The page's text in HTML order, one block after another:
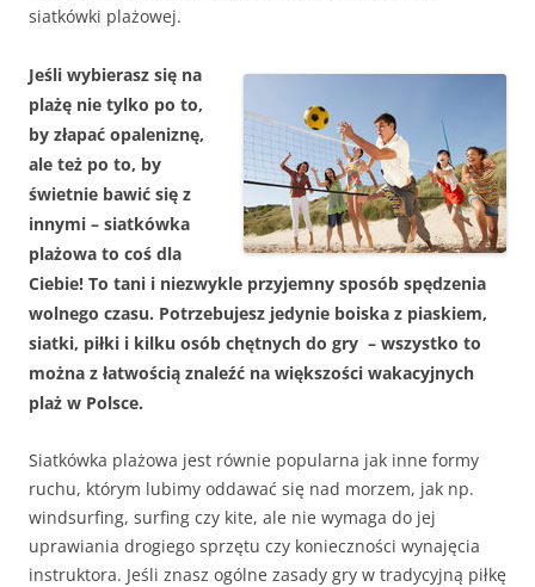
siatkówki plażowej.
Jeśli wybierasz się na
plażę nie tylko po to,
by złapać opaleniznę,
ale też po to, by
świetnie bawić się z
innymi – siatkówka
plażowa to coś dla
Ciebie! To tani i niezwykle przyjemny sposób spędzenia
wolnego czasu. Potrzebujesz jedynie boiska z piaskiem,
siatki, piłki i kilku osób chętnych do gry – wszystko to
można z łatwością znaleźć na większości wakacyjnych
plaż w Polsce.
Siatkówka plażowa jest równie popularna jak inne formy
ruchu, którym lubimy oddawać się nad morzem, jak np.
windsurfing, surfing czy kite, ale nie wymaga do jej
uprawiania drogiego sprzętu czy konieczności wynajęcia
instruktora. Jeśli znasz ogólne zasady gry w tradycyjną piłkę